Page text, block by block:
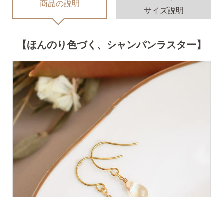
誕生石で選ぶ
ピアスホール完成までの3stepで選ぶ
価格で選ぶ
インスタライブで紹介したピアス
商品レビューを見る
商品の説明
サイズ説明
【ほんのり色づく、シャンパンラスター】